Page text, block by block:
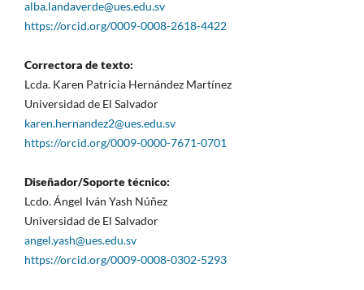
alba.landaverde@ues.edu.sv
https://orcid.org/0009-0008-2618-4422
Correctora de texto:
Lcda. Karen Patricia Hernández Martínez
Universidad de El Salvador
karen.hernandez2@ues.edu.sv
https://orcid.org/0009-0000-7671-0701
Diseñador/Soporte técnico:
Lcdo. Ángel Iván Yash Núñez
Universidad de El Salvador
angel.yash@ues.edu.sv
https://orcid.org/0009-0008-0302-5293